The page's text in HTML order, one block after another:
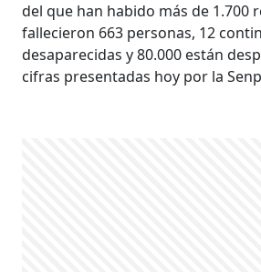
del que han habido más de 1.700
fallecieron 663 personas, 12
desaparecidas y 80.000 están
cifras presentadas hoy por la